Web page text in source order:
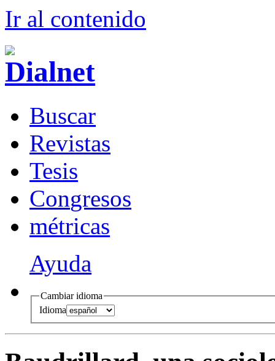
Ir al contenido
Buscar
Revistas
Tesis
Congresos
métricas
Ayuda
Cambiar idioma
Idioma